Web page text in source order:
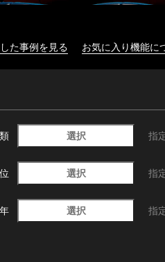
た事例を見る お気に入り機能に
選択 指
選択 指
選択 指